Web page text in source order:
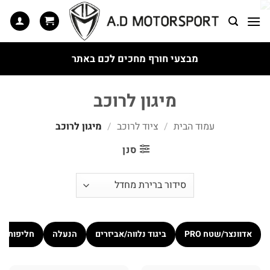
מבצעי חורף מחכים לכם באתר
מיגון לרוכב
עמוד הבית / ציוד לרוכב / מיגון לרוכב
סנן
אדוונצר/שטח PRO ביגוד נלווה/אביזרים הנעלה חליפות